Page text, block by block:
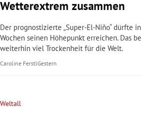
Wetterextrem zusammen
Der prognostizierte „Super-El-Niño“ dürfte
Wochen seinen Höhepunkt erreichen. Das
weiterhin viel Trockenheit für die Welt.
Caroline FerstlGestern
Weltall